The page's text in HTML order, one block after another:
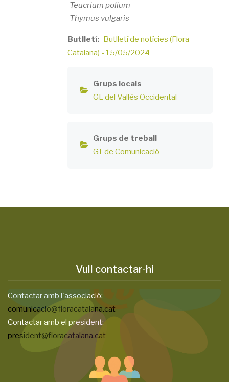
-Teucrium polium
-Thymus vulgaris
Butlletí
Butlletí de notícies (Flora
Catalana) - 15/05/2024
Grups locals
GL del Vallès Occidental
Grups de treball
GT de Comunicació
Vull contactar-hi
Contactar amb l'associació:
comunicacio@floracatalana.cat
Contactar amb el president:
president@floracatalana.cat